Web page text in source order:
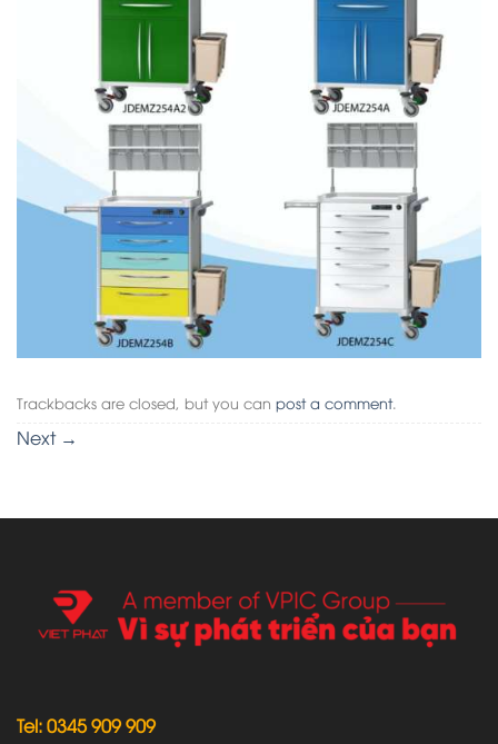
Trackbacks are closed, but you can post a comment.
Next →
Tel: 0345 909 909